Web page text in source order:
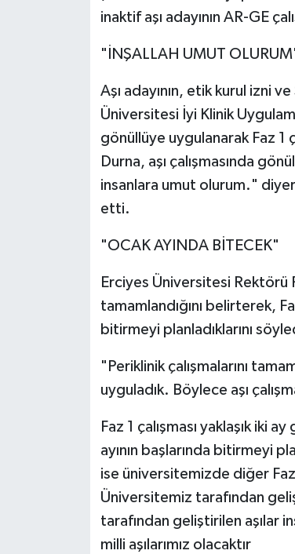
inaktif aşı adayının AR-GE
"İNŞALLAH UMUT
Aşı adayının, etik kurul izni ve
Üniversitesi İyi Klinik
gönüllüye uygulanarak Faz 1
Durna, aşı çalışmasında
insanlara umut olurum."
etti.
"OCAK AYINDA BİTECEK"
Erciyes Üniversitesi Rektörü
tamamlandığını belirterek,
bitirmeyi planladıklarını
"Periklinik çalışmalarını
uyguladık. Böylece aşı
Faz 1 çalışması yaklaşık iki
ayının başlarında bitirmeyi
ise üniversitemizde diğer Faz
Üniversitemiz tarafından
tarafından geliştirilen aşılar
milli aşılarımız olacaktır